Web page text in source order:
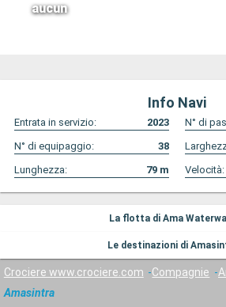
aucun
Info Navi
Entrata in servizio: 2023 N° di
N° di equipaggio:
38
Lunghezza:
79 m Velocità:
La flotta di Ama
Le destinazioni di
Crociere www.crociere.com Compagnie
Amasintra